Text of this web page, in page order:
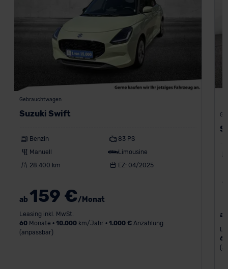
Gebrauchtwagen
Suzuki Swift
Benzin
83 PS
Manuell
Limousine
28.400 km
EZ: 04/2025
ab 159 €/Monat
Leasing inkl. MwSt.
60Monate • 10.000km/Jahr • 1.000 €Anzahlung
(anpassbar)
60